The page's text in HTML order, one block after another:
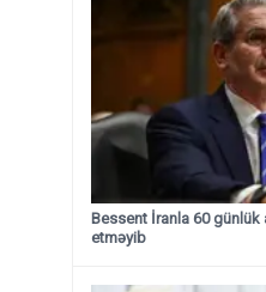
Bessent İranla 60 günlük
etməyib